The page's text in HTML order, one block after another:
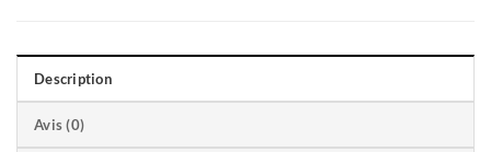
Description
Avis (0)